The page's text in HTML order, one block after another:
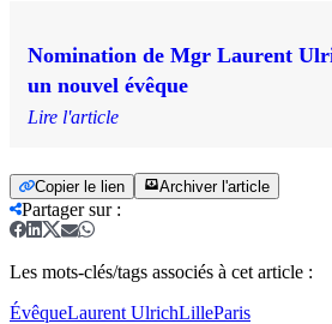
Nomination de Mgr Laurent
un nouvel évêque
Lire l'article
Copier le lien Archiver l'article
Partager sur:
Les mots-clés/tags associés à cet article :
ÉvêqueLaurent UlrichLilleParis